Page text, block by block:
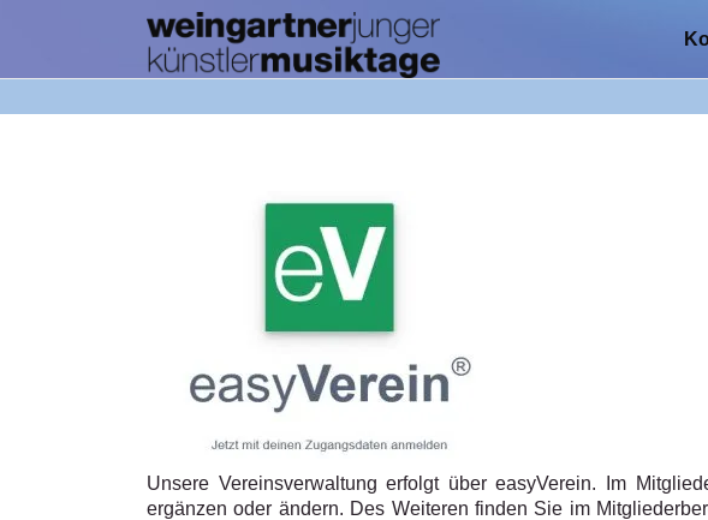
Unsere Vereinsverwaltung erfolgt über easyVerein. Im
ergänzen oder ändern. Des Weiteren finden Sie im